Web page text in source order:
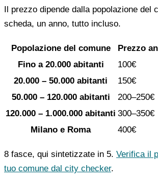
Il prezzo dipende dalla popolazione del
scheda, un anno, tutto incluso.
Popolazione del comune
Prezzo
Fino a 20.000 abitanti
100€
20.000 – 50.000 abitanti
150€
50.000 – 120.000 abitanti
200–250€
120.000 – 1.000.000 abitanti 300–350€
Milano e Roma
400€
8 fasce, qui sintetizzate in 5. Verifica il
tuo comune dal city checker.